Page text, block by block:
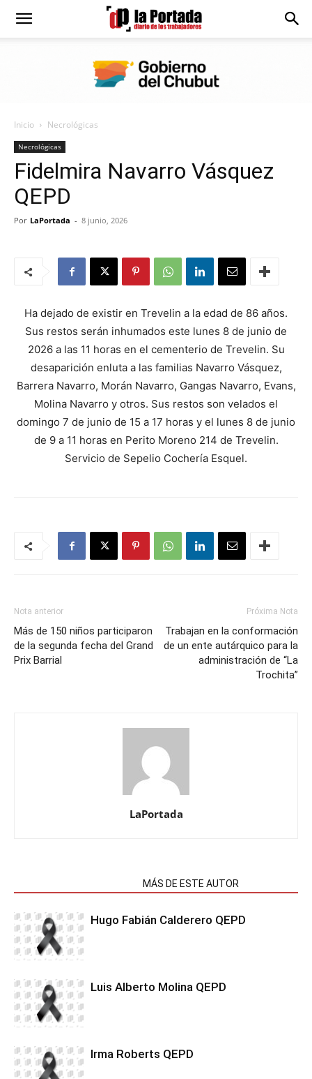
Diario
Portada
Inicio Necrológicas
Necrológicas
Fidelmira Navarro Vásquez
QEPD
Por LaPortada - 8 junio, 2026
Ha dejado de existir en Trevelin a la edad de 86 años.
Sus restos serán inhumados este lunes 8 de junio de
2026 a las 11 horas en el cementerio de Trevelin. Su
desaparición enluta a las familias Navarro Vásquez,
Barrera Navarro, Morán Navarro, Gangas Navarro, Evans,
Molina Navarro y otros. Sus restos son velados el
domingo 7 de junio de 15 a 17 horas y el lunes 8 de junio
de 9 a 11 horas en Perito Moreno 214 de Trevelin.
Servicio de Sepelio Cochería Esquel.
Nota anterior
Más de 150 niños participaron
de la segunda fecha del Grand
Prix Barrial
Próxima Nota
Trabajan en la conformación
de un ente autárquico para la
administración de “La
Trochita”
LaPortada
MÁS DE ESTE AUTOR
Hugo Fabián Calderero QEPD
Luis Alberto Molina QEPD
Irma Roberts QEPD